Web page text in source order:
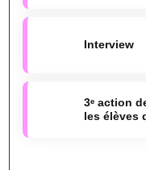
Interview
3ᵉ action
les élèves